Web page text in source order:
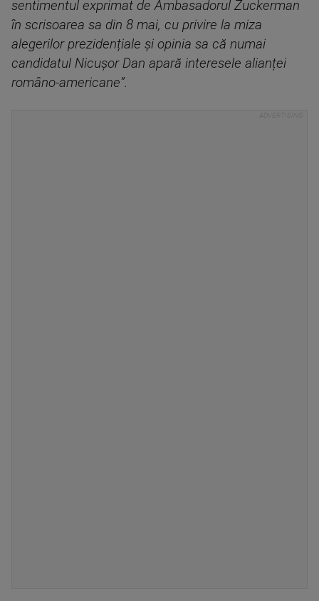
sentimentul exprimat de Ambasadorul Zuckerman
în scrisoarea sa din 8 mai, cu privire la miza
alegerilor prezidențiale și opinia sa că numai
candidatul Nicușor Dan apară interesele alianței
româno-americane”.